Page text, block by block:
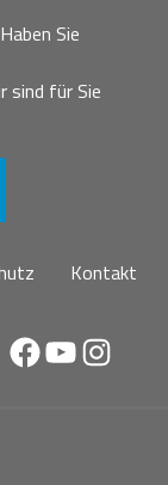
Sie
sind für Sie
Kontakt
Facebook
YouTube